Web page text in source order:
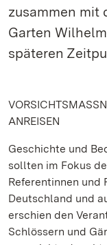
zusammen mit
Garten
späteren
ANREISEN
Geschichte und
sollten im Fokus
Referentinnen und
Deutschland und
erschien den
Schlössern und